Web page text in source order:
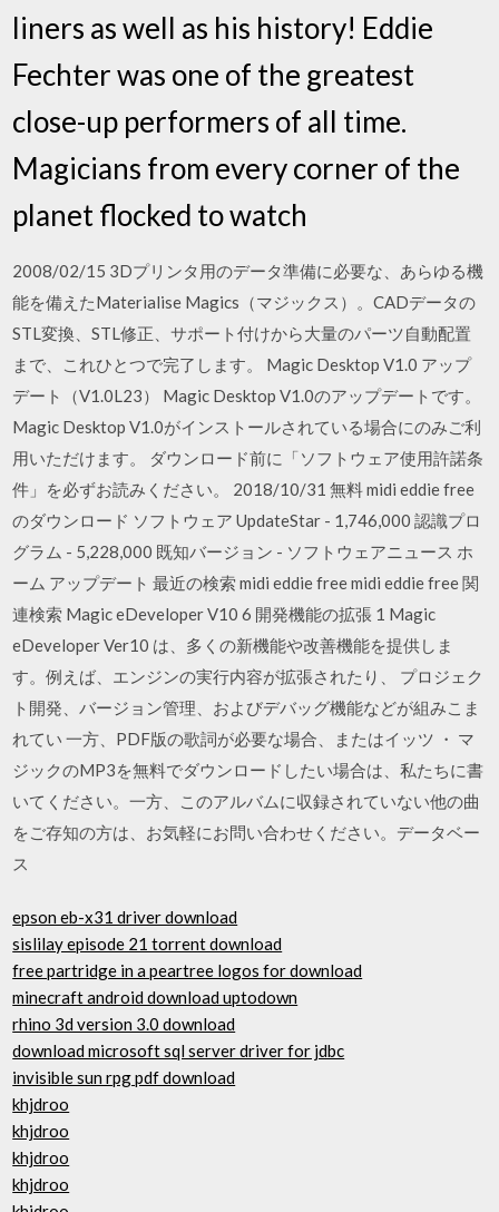
liners as well as his history! Eddie
Fechter was one of the greatest
close-up performers of all time.
Magicians from every corner of the
planet flocked to watch
2008/02/15 3Dプリンタ用のデータ準備に必要な、あらゆる機
能を備えたMaterialise Magics（マジックス）。CADデータの
STL変換、STL修正、サポート付けから大量のパーツ自動配置
まで、これひとつで完了します。 Magic Desktop V1.0 アップ
デート（V1.0L23） Magic Desktop V1.0のアップデートです。
Magic Desktop V1.0がインストールされている場合にのみご利
用いただけます。 ダウンロード前に「ソフトウェア使用許諾条
件」を必ずお読みください。 2018/10/31 無料 midi eddie free
のダウンロード ソフトウェア UpdateStar - 1,746,000 認識プロ
グラム - 5,228,000 既知バージョン - ソフトウェアニュース ホ
ーム アップデート 最近の検索 midi eddie free midi eddie free 関
連検索 Magic eDeveloper V10 6 開発機能の拡張 1 Magic
eDeveloper Ver10 は、多くの新機能や改善機能を提供しま
す。例えば、エンジンの実行内容が拡張されたり、 プロジェク
ト開発、バージョン管理、およびデバッグ機能などが組みこま
れてい 一方、PDF版の歌詞が必要な場合、またはイッツ ・ マ
ジックのMP3を無料でダウンロードしたい場合は、私たちに書
いてください。一方、このアルバムに収録されていない他の曲
をご存知の方は、お気軽にお問い合わせください。データベー
ス
epson eb-x31 driver download
sislilay episode 21 torrent download
free partridge in a peartree logos for download
minecraft android download uptodown
rhino 3d version 3.0 download
download microsoft sql server driver for jdbc
invisible sun rpg pdf download
khjdroo
khjdroo
khjdroo
khjdroo